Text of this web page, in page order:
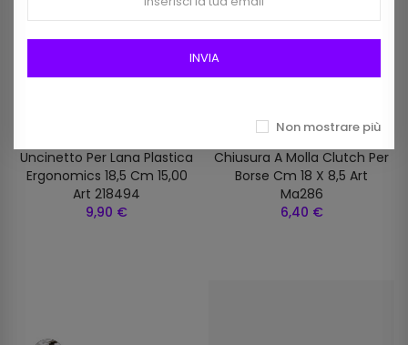
Uncinetto Per Lana Plastica
Ergonomics 18,5 Cm 15,00
Art 218494
9,90 €
Chiusura A Molla Clutch Per
Borse Cm 18 X 8,5 Art
Ma286
6,40 €
INVIA
Non mostrare più